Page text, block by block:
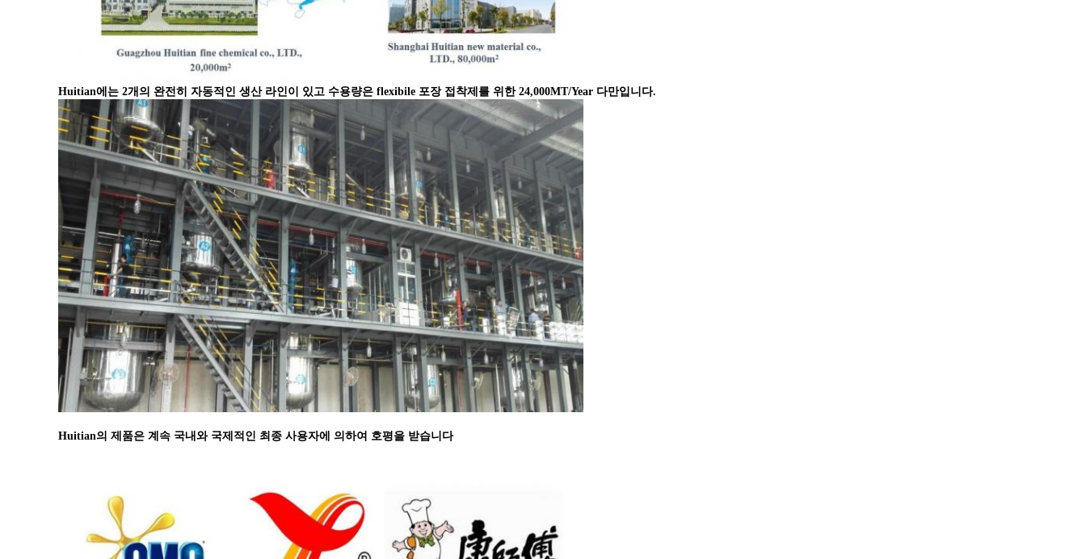
Huitian에는 2개의 완전히 자동적인 생산 라인이 있고 수용량은 flexibile 포장 접착제를 위한 24,000MT/Year 다만입니다.
Huitian의 제품은 계속 국내와 국제적인 최종 사용자에 의하여 호평을 받습니다